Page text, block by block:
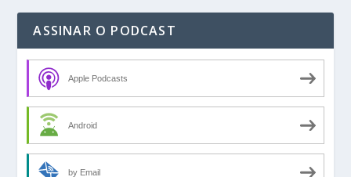
ASSINAR O PODCAST
Apple Podcasts
Android
by Email